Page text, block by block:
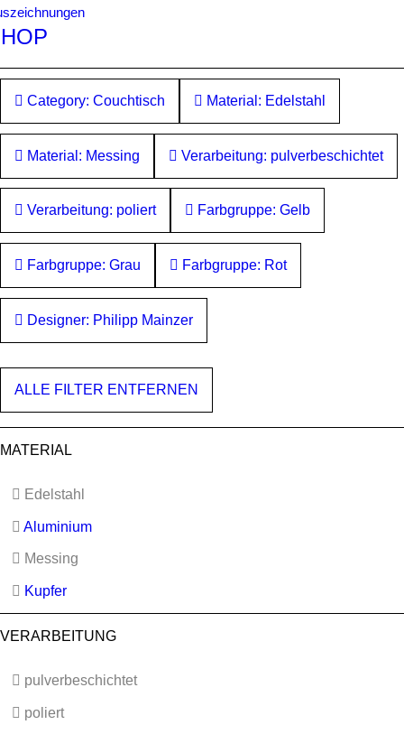
Category: Couchtisch Material: Edelstahl
Material: Messing Verarbeitung: pulverbeschichtet
Verarbeitung: poliert Farbgruppe: Gelb
Farbgruppe: Grau Farbgruppe: Rot
Designer: Philipp Mainzer
ALLE FILTER ENTFERNEN
MATERIAL
Edelstahl
Aluminium
Messing
Kupfer
VERARBEITUNG
pulverbeschichtet
poliert